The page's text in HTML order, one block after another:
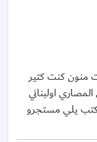
منون كنت كتير
اولبناني
يلي مستجرو